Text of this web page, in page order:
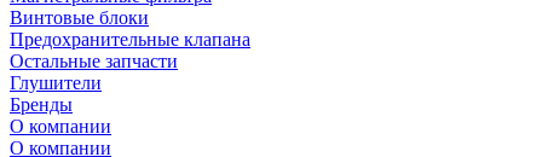
Винтовые блоки
Предохранительные клапана
Остальные запчасти
Глушители
Бренды
О компании
О компании